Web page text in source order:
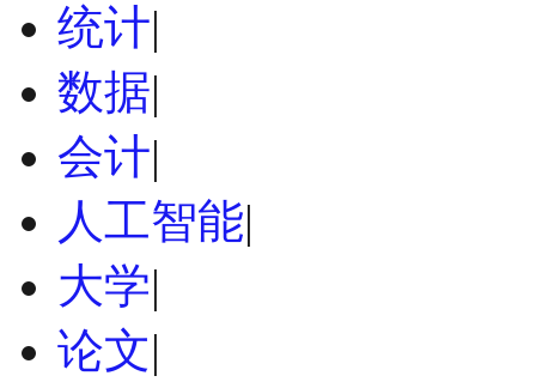
统计|
数据|
会计|
人工智能|
大学|
论文|